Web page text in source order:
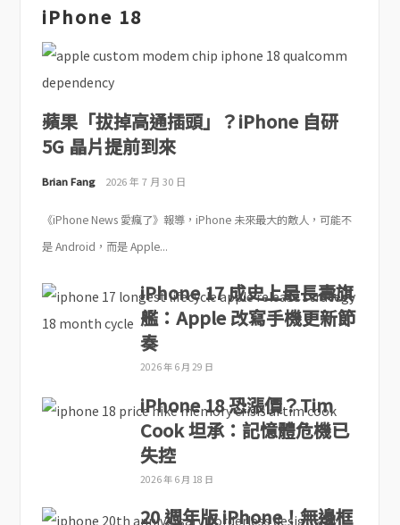
iPhone 18
蘋果「拔掉高通插頭」？iPhone 自研
5G 晶片提前到來
Brian Fang 2026 年 7 月 30 日
《iPhone News 愛瘋了》報導，iPhone 未來最大的敵人，可能不
是 Android，而是 Apple...
iPhone 17 成史上最長壽旗
艦：Apple 改寫手機更新節
奏
2026 年 6 月 29 日
iPhone 18 恐漲價？Tim
Cook 坦承：記憶體危機已
失控
2026 年 6 月 18 日
20 週年版 iPhone！無邊框